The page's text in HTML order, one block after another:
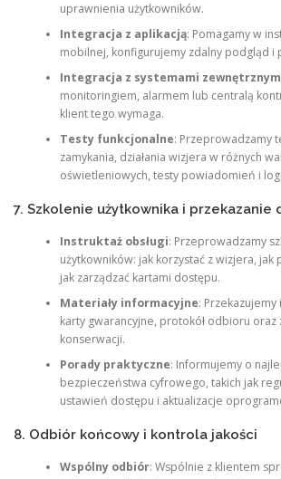
uprawnienia użytkowników.
Integracja z aplikacją: Pomagamy w
mobilnej, konfigurujemy zdalny podgląd i
Integracja z systemami
monitoringiem, alarmem lub centralą
klient tego wymaga.
Testy funkcjonalne: Przeprowadzamy
zamykania, działania wizjera w różnych
oświetleniowych, testy powiadomień i
7. Szkolenie użytkownika i przekazanie
Instruktaż obsługi: Przeprowadzamy
użytkowników: jak korzystać z wizjera, jak
jak zarządzać kartami dostępu.
Materiały informacyjne: Przekazujemy
karty gwarancyjne, protokół odbioru oraz
konserwacji.
Porady praktyczne: Informujemy o
bezpieczeństwa cyfrowego, takich jak
ustawień dostępu i aktualizacje
8. Odbiór końcowy i kontrola jakości
Wspólny odbiór: Wspólnie z klientem